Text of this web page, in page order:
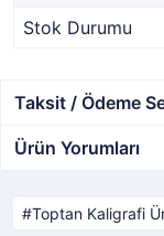
Stok Durumu
Taksit / Ödeme
Ürün Yorumları
Toptan Kaligrafi